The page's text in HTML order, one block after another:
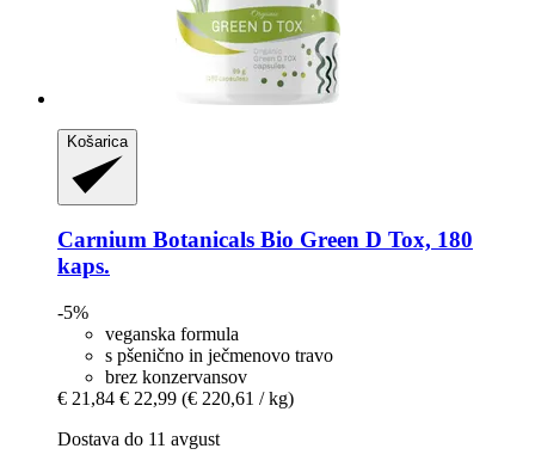
Košarica
Carnium Botanicals Bio Green D Tox, 180
kaps.
-5%
veganska formula
s pšenično in ječmenovo travo
brez konzervansov
€ 21,84 € 22,99 (€ 220,61 / kg)
Dostava do 11 avgust